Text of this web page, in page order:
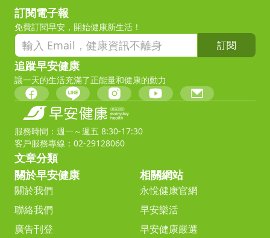
訂閱電子報
免費訂閱早安，開始健康新生活！
訂閱
追蹤早安健康
讓一天的生活充滿了正能量和健康的動力
服務時間：週一～週五 8:30-17:30
客戶服務專線：02-29128060
文章分類
關於早安健康
關於我們
聯絡我們
廣告刊登
相關網站
永悅健康官網
早安樂活
早安健康嚴選